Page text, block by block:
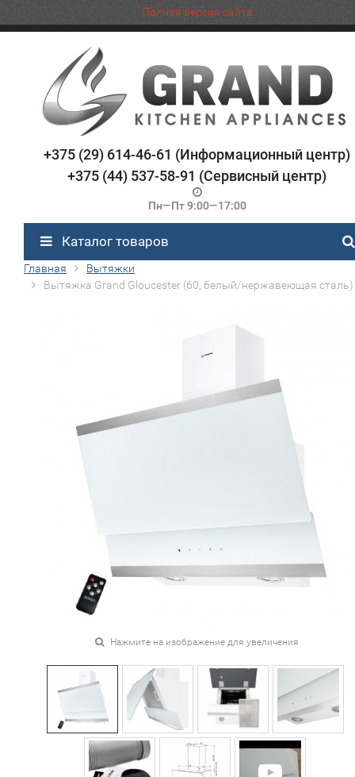
Полная версия сайта
+375 (29) 614-46-61 (Информационный центр)
+375 (44) 537-58-91 (Сервисный центр)
Пн—Пт 9:00—17:00
Каталог товаров
Главная
Вытяжки
Вытяжка Grand Gloucester (60, белый/нержавеющая сталь)
Нажмите на изображение для увеличения